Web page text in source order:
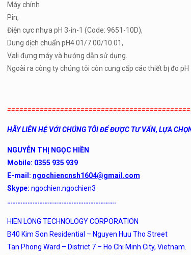
Máy chính
Pin,
Điện cực nhựa pH 3-in-1 (Code: 9651-10D),
Dung dịch chuẩn pH4.01/7.00/10.01,
Vali đựng máy và hướng dẫn sử dụng.
Ngoài ra công ty chúng tôi còn cung cấp các thiết bị đo
HÃY LIÊN HỆ VỚI CHÚNG TÔI ĐỂ ĐƯỢC TƯ VẤN, LỰA
NGUYỄN THỊ NGỌC HIỀN
Mobile: 0355 935 939
E-mail: ngochiencnsh1604@gmail.com
Skype: ngochien.ngochien3
……………………………………………………….
HIEN LONG TECHNOLOGY CORPORATION
B40 Kim Son Residential – Nguyen Huu Tho Street
Tan Phong Ward – District 7 – Ho Chi Minh City, Vietnam.